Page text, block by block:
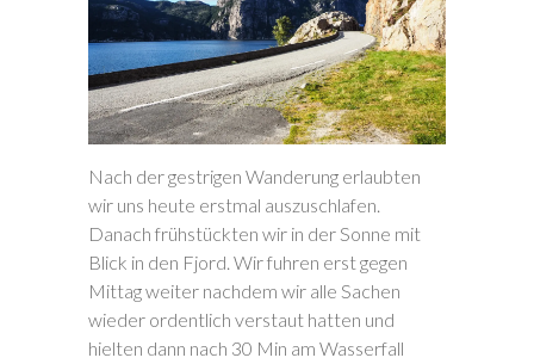
Nach der gestrigen Wanderung erlaubten
wir uns heute erstmal auszuschlafen.
Danach frühstückten wir in der Sonne mit
Blick in den Fjord. Wir fuhren erst gegen
Mittag weiter nachdem wir alle Sachen
wieder ordentlich verstaut hatten und
hielten dann nach 30 Min am Wasserfall